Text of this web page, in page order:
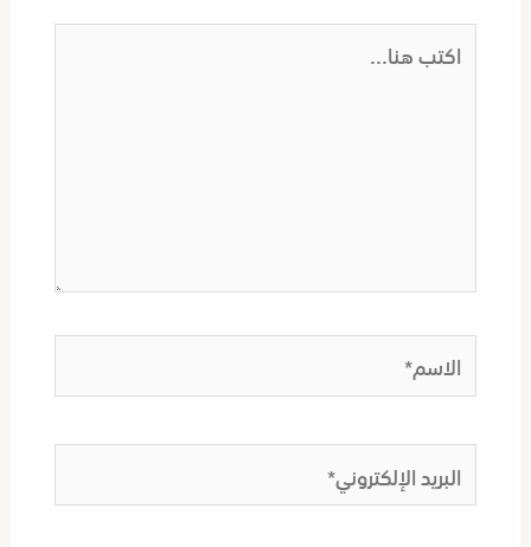
اكتب
هنا...
الاسم*
البريد
الإلكتروني*